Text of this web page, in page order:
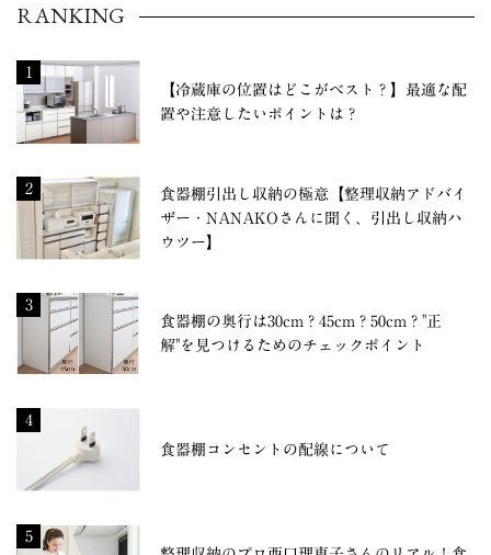
RANKING
1
【冷蔵庫の位置はどこがベスト？】最適な配
置や注意したいポイントは？
2
食器棚引出し収納の極意【整理収納アドバイ
ザー・NANAKOさんに聞く、引出し収納ハ
ウツー】
3
食器棚の奥行は30cm？45cm？50cm？"正
解"を見つけるためのチェックポイント
4
食器棚コンセントの配線について
5